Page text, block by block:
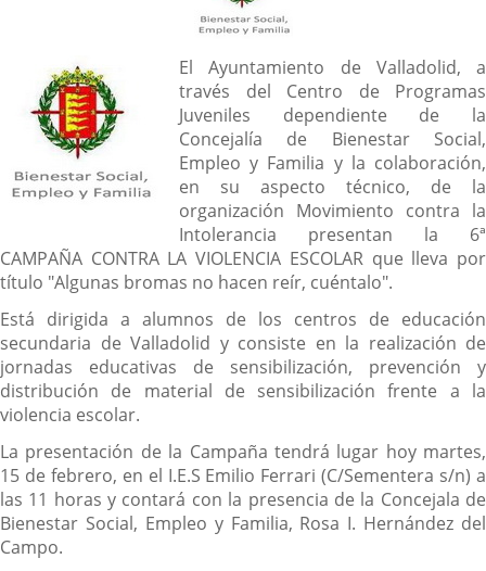
Descripción
El Ayuntamiento de Valladolid, a
través del Centro de Programas
Juveniles dependiente de la
Concejalía de Bienestar Social,
Empleo y Familia y la colaboración,
en su aspecto técnico, de la
organización Movimiento contra la
Intolerancia presentan la 6ª
CAMPAÑA CONTRA LA VIOLENCIA ESCOLAR que lleva por
título "Algunas bromas no hacen reír, cuéntalo".
Está dirigida a alumnos de los centros de educación
secundaria de Valladolid y consiste en la realización de
jornadas educativas de sensibilización, prevención y
distribución de material de sensibilización frente a la
violencia escolar.
La presentación de la Campaña tendrá lugar hoy martes,
15 de febrero, en el I.E.S Emilio Ferrari (C/Sementera s/n) a
las 11 horas y contará con la presencia de la Concejala de
Bienestar Social, Empleo y Familia, Rosa I. Hernández del
Campo.